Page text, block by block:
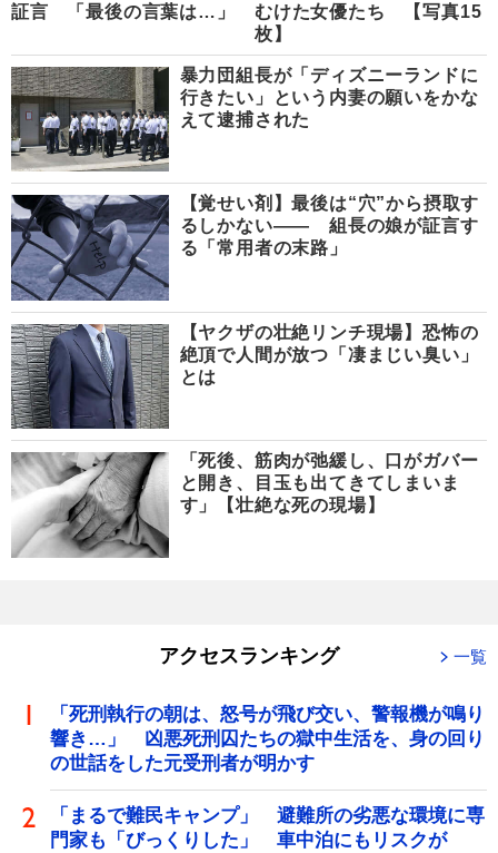
証言 「最後の言葉は…」
むけた女優たち 【写真15
枚】
暴力団組長が「ディズニーランドに
行きたい」という内妻の願いをかな
えて逮捕された
【覚せい剤】最後は“穴”から摂取す
るしかない―― 組長の娘が証言す
る「常用者の末路」
【ヤクザの壮絶リンチ現場】恐怖の
絶頂で人間が放つ「凄まじい臭い」
とは
「死後、筋肉が弛緩し、口がガバー
と開き、目玉も出てきてしまいま
す」【壮絶な死の現場】
アクセスランキング 一覧
「死刑執行の朝は、怒号が飛び交い、警報機が鳴り
響き…」 凶悪死刑囚たちの獄中生活を、身の回り
の世話をした元受刑者が明かす
「まるで難民キャンプ」 避難所の劣悪な環境に専
門家も「びっくりした」 車中泊にもリスクが